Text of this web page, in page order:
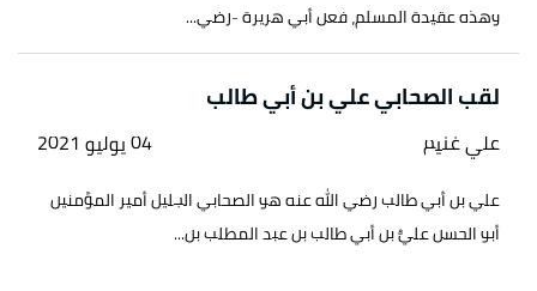
وهذه عقيدة المسلم، فعن أبي هريرة -رضي...
لقب الصحابي علي بن أبي طالب
علي غنيم 04 يوليو 2021
علي بن أبي طالب رضي الله عنه هو الصحابي الجليل أمير المؤمنين
أبو الحسن عليُّ بن أبي طالب بن عبد المطلب بن...